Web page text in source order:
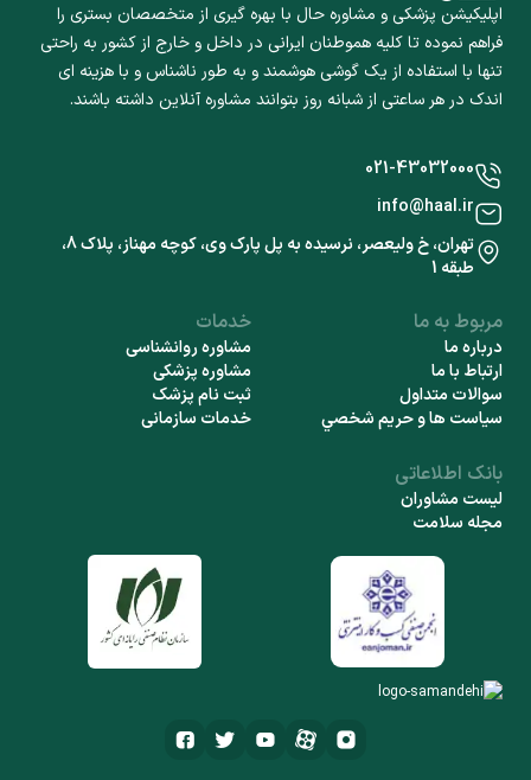
اپلیکیشن پزشکی و مشاوره حال با بهره گیری از متخصصان بستری را
فراهم نموده تا کلیه هموطنان ایرانی در داخل و خارج از کشور به راحتی
تنها با استفاده از یک گوشی هوشمند و به طور ناشناس و با هزینه ای
اندک در هر ساعتی از شبانه روز بتوانند مشاوره آنلاین داشته باشند.
مربوط به ما
درباره ما
ارتباط با ما
سوالات متداول
سياست ها و حريم شخصي
خدمات
مشاوره روانشناسی
مشاوره پزشکی
ثبت نام پزشک
خدمات سازمانی
بانک اطلاعاتی
لیست مشاوران
مجله سلامت
021-43032000
info@haal.ir
تهران، خ ولیعصر، نرسیده به پل پارک وی، کوچه مهناز، پلاک 8،
طبقه 1